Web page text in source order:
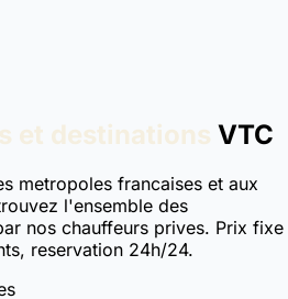
et destinations VTC
metropoles francaises et aux
l'ensemble des
nos chauffeurs prives. Prix fixe
reservation 24h/24.